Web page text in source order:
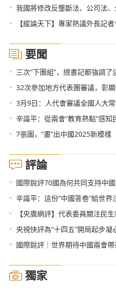
• 我國將修改反壟斷法、公司法
• 【縱論天下】專家熱議外長記者
要聞
• 三次“下團組”，總書記都強調了
• 32次參加地方代表團審議，彰
• 3月9日：人代會審議全國人大
• 辛識平：從兩會“教育熱點”感知
• 7張圖，“畫”出中國2025新模樣
評論
• 國際銳評70國為何共同支持中
• 辛識平：這份“中國答卷”給世界
• 【央廣網評】代表委員關注民
• 央視快評為“十四五”開局起步凝心聚力
• 國際銳評｜世界期待中國兩會帶
獨家